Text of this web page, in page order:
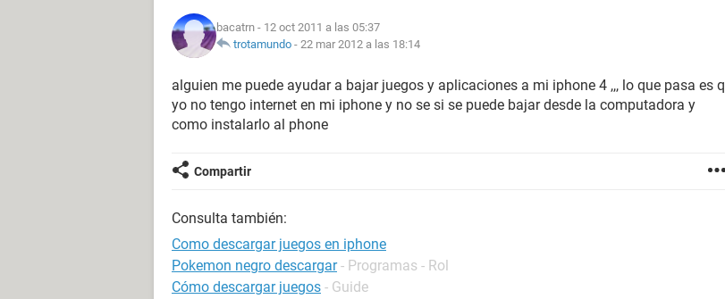
bacatrn - 12 oct 2011 a las 05:37
trotamundo - 22 mar 2012 a las 18:14
alguien me puede ayudar a bajar juegos y aplicaciones a mi iphone 4 ,,, lo que pasa es q
yo no tengo internet en mi iphone y no se si se puede bajar desde la computadora y
como instalarlo al phone
Compartir
Consulta también:
Como descargar juegos en iphone
Pokemon negro descargar - Programas - Rol
Cómo descargar juegos - Guide